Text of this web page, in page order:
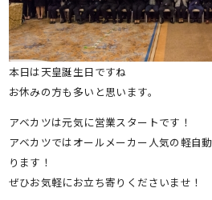
本日は天皇誕生日ですね
お休みの方も多いと思います。
アベカツは元気に営業スタートです！
アベカツではオールメーカー人気の軽自
ります！
ぜひお気軽にお立ち寄りくださいませ！